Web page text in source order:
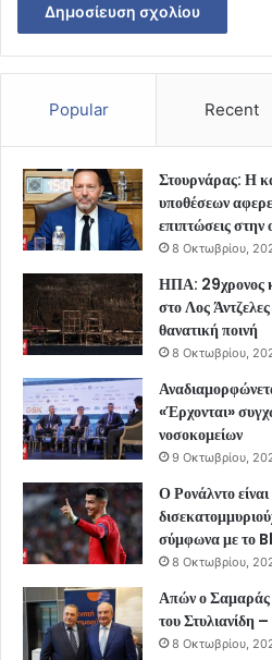
Popular Recent
Στουρνάρας: Η
υποθέσεων
επιπτώσεις στην
8 Οκτωβρίου,
ΗΠΑ: 29χρονος
στο Λος
θανατική ποινή
8 Οκτωβρίου,
«Έρχονται»
νοσοκομείων
9 Οκτωβρίου,
Ο Ρονάλντο
σύμφωνα με το
8 Οκτωβρίου,
Απών ο Σαμαράς
του Στυλιανίδη
8 Οκτωβρίου,